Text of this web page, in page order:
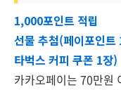
1,000포인트 적립
선물 추첨(페이포인
타벅스 커피 쿠폰 1장)
카카오페이는 70만원